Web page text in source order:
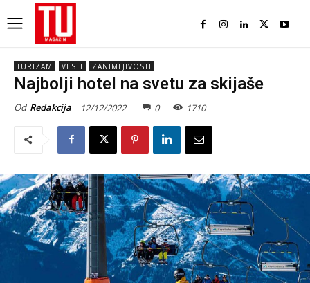
TURIZAM VESTI ZANIMLJIVOSTI
Najbolji hotel na svetu za skijaše
Od Redakcija 12/12/2022 0 1710